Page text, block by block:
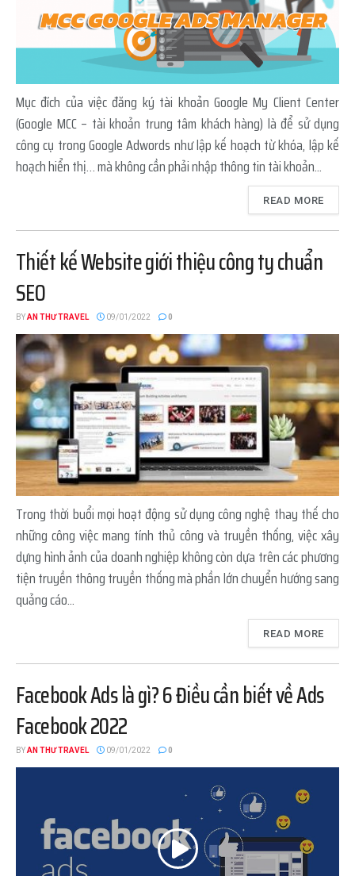
Mục đích của việc đăng ký tài khoản Google My Client Center
(Google MCC – tài khoản trung tâm khách hàng) là để sử dụng
công cụ trong Google Adwords như lập kế hoạch từ khóa, lập kế
hoạch hiển thị… mà không cần phải nhập thông tin tài khoản...
READ MORE
Thiết kế Website giới thiệu công ty chuẩn
SEO
BYAN THƯ TRAVEL 09/01/2022 0
Trong thời buổi mọi hoạt động sử dụng công nghệ thay thế cho
những công việc mang tính thủ công và truyền thống, việc xây
dựng hình ảnh của doanh nghiệp không còn dựa trên các phương
tiện truyền thông truyền thống mà phần lớn chuyển hướng sang
quảng cáo...
READ MORE
Facebook Ads là gì? 6 Điều cần biết về Ads
Facebook 2022
BYAN THƯ TRAVEL 09/01/2022 0